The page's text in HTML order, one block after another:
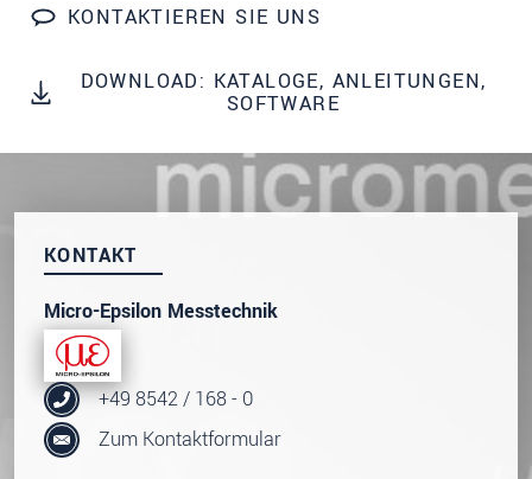
KONTAKTIEREN SIE UNS
DOWNLOAD: KATALOGE, ANLEITUNGEN,
SOFTWARE
KONTAKT
Micro-Epsilon Messtechnik
+49 8542 / 168 - 0
Zum Kontaktformular
* Pflichtangaben
dazu unsereDatenschutzerklärung
SENDEN